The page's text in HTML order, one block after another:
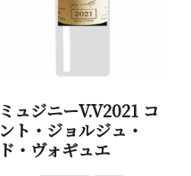
ミュジニーV.V2021 コ
ント・ジョルジュ・
ド・ヴォギュエ